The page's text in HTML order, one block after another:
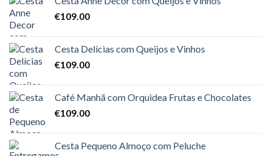
€109.00
Cesta Delícias com Queijos e Vinhos
€109.00
Café Manhã com Orquidea Frutas e Chocolates
€109.00
Cesta Pequeno Almoço com Peluche